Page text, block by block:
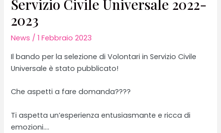
Servizio Civile Universale 2022-
2023
News /1 Febbraio 2023
Il bando per la selezione di Volontari in Servizio Civile
Universale è stato pubblicato!
Che aspetti a fare domanda????
Ti aspetta un’esperienza entusiasmante e ricca di
emozioni….